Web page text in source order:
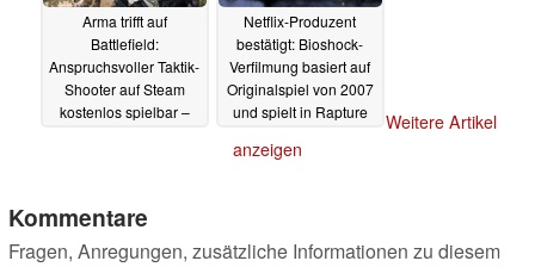
Arma trifft auf
Battlefield:
Anspruchsvoller Taktik-
Shooter auf Steam
kostenlos spielbar –
Netflix-Produzent
bestätigt: Bioshock-
Verfilmung basiert auf
Originalspiel von 2007
und spielt in Rapture
Weitere Artikel
anzeigen
Kommentare
Fragen, Anregungen, zusätzliche Informationen zu diesem